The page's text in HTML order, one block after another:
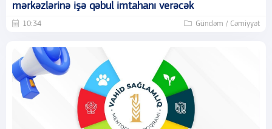
mərkəzlərinə işə qəbul imtahanı verəcək
10:34 Gündəm / Cəmiyyət